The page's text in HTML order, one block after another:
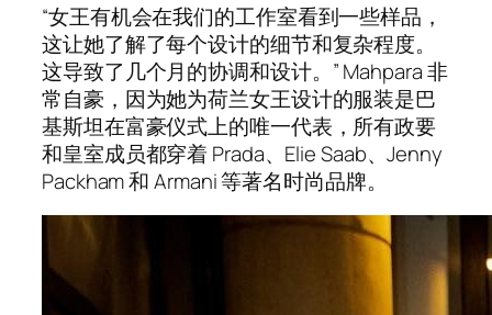
“女王有机会在我们的工作室看到一些样品，
这让她了解了每个设计的细节和复杂程度。
这导致了几个月的协调和设计。” Mahpara 非
常自豪，因为她为荷兰女王设计的服装是巴
基斯坦在富豪仪式上的唯一代表，所有政要
和皇室成员都穿着 Prada、Elie Saab、Jenny
Packham 和 Armani 等著名时尚品牌。